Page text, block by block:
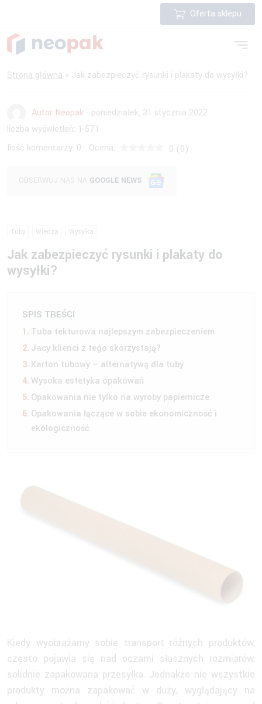
Oferta sklepu
Strona główna » Jak zabezpieczyć rysunki i plakaty do wysyłki?
Autor Neopak · poniedziałek, 31 stycznia 2022 ·
liczba wyświetleń: 1 571
Ilość komentarzy: 0 · Ocena: 0 (0)
OBSERWUJ NAS NA GOOGLE NEWS
Tuby Wiedza Wysyłka
Jak zabezpieczyć rysunki i plakaty do
wysyłki?
SPIS TREŚCI
Tuba tekturowa najlepszym zabezpieczeniem
Jacy klienci z tego skorzystają?
Karton tubowy – alternatywą dla tuby
Wysoka estetyka opakowań
Opakowania nie tylko na wyroby papiernicze
Opakowania łączące w sobie ekonomiczność i
ekologiczność
Kiedy wyobrażamy sobie transport różnych produktów,
często pojawia się nad oczami słusznych rozmiarów,
solidnie zapakowana przesyłka. Jednakże nie wszystkie
produkty można zapakować w duży, wyglądający na